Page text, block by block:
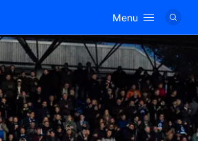
Menu